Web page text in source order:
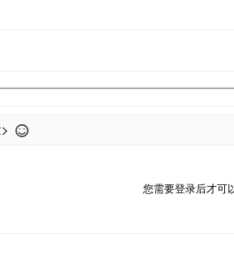
您需要登录后才可